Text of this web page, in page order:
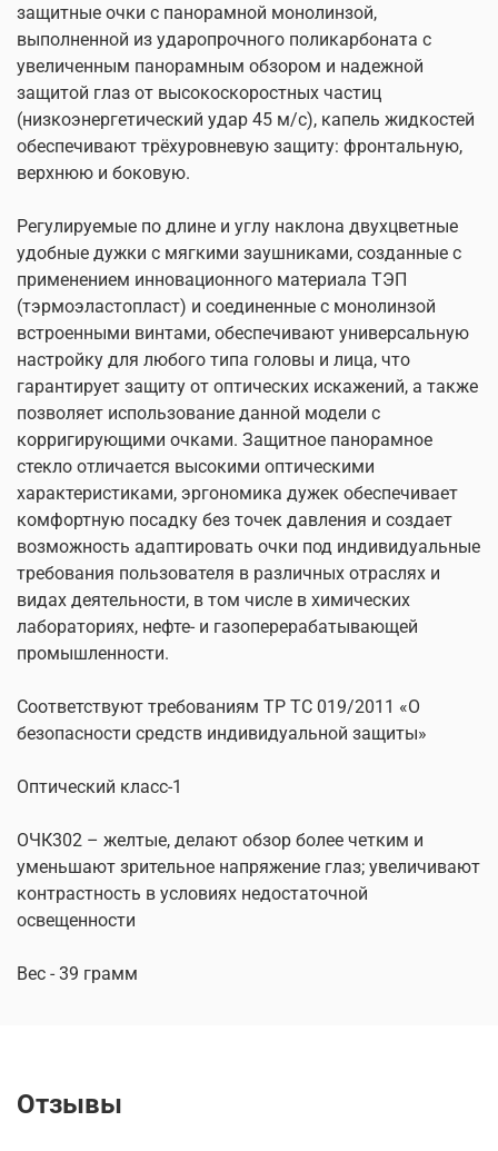
защитные очки с панорамной монолинзой,
выполненной из ударопрочного поликарбоната с
увеличенным панорамным обзором и надежной
защитой глаз от высокоскоростных частиц
(низкоэнергетический удар 45 м/с), капель жидкостей
обеспечивают трёхуровневую защиту: фронтальную,
верхнюю и боковую.
Регулируемые по длине и углу наклона двухцветные
удобные дужки с мягкими заушниками, созданные с
применением инновационного материала ТЭП
(тэрмоэластопласт) и соединенные с монолинзой
встроенными винтами, обеспечивают универсальную
настройку для любого типа головы и лица, что
гарантирует защиту от оптических искажений, а также
позволяет использование данной модели с
корригирующими очками. Защитное панорамное
стекло отличается высокими оптическими
характеристиками, эргономика дужек обеспечивает
комфортную посадку без точек давления и создает
возможность адаптировать очки под индивидуальные
требования пользователя в различных отраслях и
видах деятельности, в том числе в химических
лабораториях, нефте- и газоперерабатывающей
промышленности.
Соответствуют требованиям ТР ТС 019/2011 «О
безопасности средств индивидуальной защиты»
Оптический класс-1
ОЧК302 – желтые, делают обзор более четким и
уменьшают зрительное напряжение глаз; увеличивают
контрастность в условиях недостаточной
освещенности
Вес - 39 грамм
Отзывы